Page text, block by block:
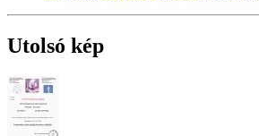
Utolsó kép